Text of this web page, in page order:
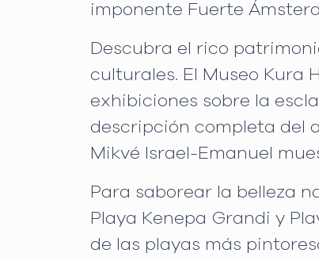
imponente Fuerte
Descubra el rico
culturales. El Museo Kura
exhibiciones sobre la
descripción completa del
Mikvé Israel-Emanuel
Para saborear la belleza
Playa Kenepa Grandi y
de las playas más